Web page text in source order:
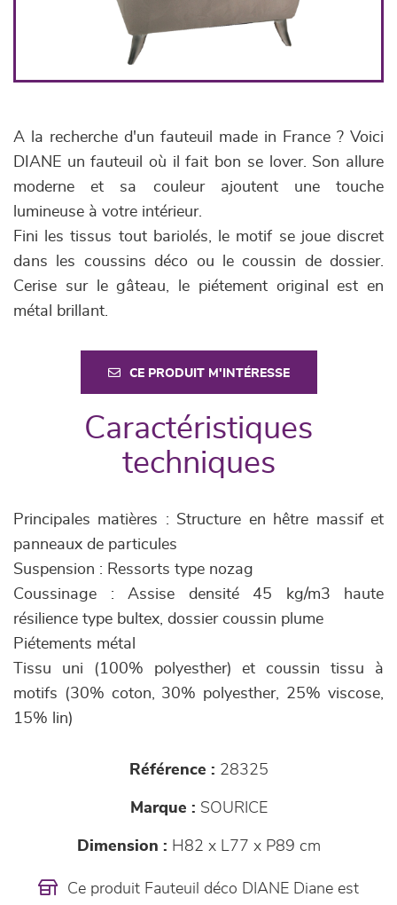
A la recherche d'un fauteuil made in France ? Voici
DIANE un fauteuil où il fait bon se lover. Son allure
moderne et sa couleur ajoutent une touche
lumineuse à votre intérieur.
Fini les tissus tout bariolés, le motif se joue discret
dans les coussins déco ou le coussin de dossier.
Cerise sur le gâteau, le piétement original est en
métal brillant.
CE PRODUIT M'INTÉRESSE
Caractéristiques
techniques
Principales matières : Structure en hêtre massif et
panneaux de particules
Suspension : Ressorts type nozag
Coussinage : Assise densité 45 kg/m3 haute
résilience type bultex, dossier coussin plume
Piétements métal
Tissu uni (100% polyesther) et coussin tissu à
motifs (30% coton, 30% polyesther, 25% viscose,
15% lin)
Référence : 28325
Marque : SOURICE
Dimension : H82 x L77 x P89 cm
Ce produit Fauteuil déco DIANE Diane est